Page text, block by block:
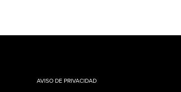
AVISO DE PRIVACIDAD